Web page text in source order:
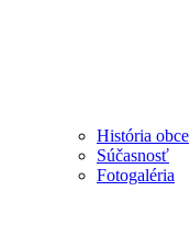
História obce
Súčasnosť
Fotogaléria